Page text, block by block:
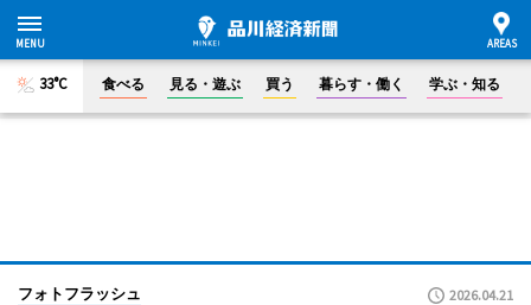
33°C 食べる 見る・遊ぶ 買う 暮らす・働く 学ぶ・知る
フォトフラッシュ 2026.04.21